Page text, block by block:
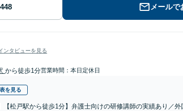
メールで
ンタビューを見る
から徒歩1分営業時間：本日定休日
を見る
【松戸駅から徒歩1分】弁護士向けの研修講師の実績あり／